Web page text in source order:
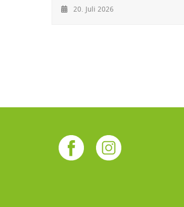
20. Juli 2026